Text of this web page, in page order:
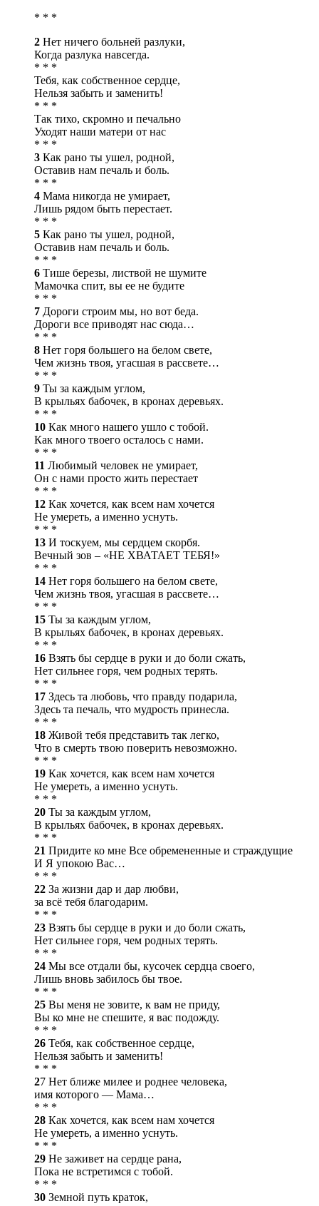
* * *
2 Нет ничего больней разлуки,
Когда разлука навсегда.
* * *
Тебя, как собственное сердце,
Нельзя забыть и заменить!
* * *
Так тихо, скромно и печально
Уходят наши матери от нас
* * *
3 Как рано ты ушел, родной,
Оставив нам печаль и боль.
* * *
4 Мама никогда не умирает,
Лишь рядом быть перестает.
* * *
5 Как рано ты ушел, родной,
Оставив нам печаль и боль.
* * *
6 Тише березы, листвой не шумите
Мамочка спит, вы ее не будите
* * *
7 Дороги строим мы, но вот беда.
Дороги все приводят нас сюда…
* * *
8 Нет горя большего на белом свете,
Чем жизнь твоя, угасшая в рассвете…
* * *
9 Ты за каждым углом,
В крыльях бабочек, в кронах деревьях.
* * *
10 Как много нашего ушло с тобой.
Как много твоего осталось с нами.
* * *
11 Любимый человек не умирает,
Он с нами просто жить перестает
* * *
12 Как хочется, как всем нам хочется
Не умереть, а именно уснуть.
* * *
13 И тоскуем, мы сердцем скорбя.
Вечный зов – «НЕ ХВАТАЕТ ТЕБЯ!»
* * *
14 Нет горя большего на белом свете,
Чем жизнь твоя, угасшая в рассвете…
* * *
15 Ты за каждым углом,
В крыльях бабочек, в кронах деревьях.
* * *
16 Взять бы сердце в руки и до боли сжать,
Нет сильнее горя, чем родных терять.
* * *
17 Здесь та любовь, что правду подарила,
Здесь та печаль, что мудрость принесла.
* * *
18 Живой тебя представить так легко,
Что в смерть твою поверить невозможно.
* * *
19 Как хочется, как всем нам хочется
Не умереть, а именно уснуть.
* * *
20 Ты за каждым углом,
В крыльях бабочек, в кронах деревьях.
* * *
21 Придите ко мне Все обремененные и страждущие
И Я упокою Вас…
* * *
22 За жизни дар и дар любви,
за всё тебя благодарим.
* * *
23 Взять бы сердце в руки и до боли сжать,
Нет сильнее горя, чем родных терять.
* * *
24 Мы все отдали бы, кусочек сердца своего,
Лишь вновь забилось бы твое.
* * *
25 Вы меня не зовите, к вам не приду,
Вы ко мне не спешите, я вас подожду.
* * *
26 Тебя, как собственное сердце,
Нельзя забыть и заменить!
* * *
27 Нет ближе милее и роднее человека,
имя которого — Мама…
* * *
28 Как хочется, как всем нам хочется
Не умереть, а именно уснуть.
* * *
29 Не заживет на сердце рана,
Пока не встретимся с тобой.
* * *
30 Земной путь краток,